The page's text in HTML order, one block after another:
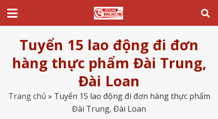
Tuyển 15 lao động đi đơn
hàng thực phẩm Đài Trung,
Đài Loan
Trang chủ » Tuyển 15 lao động đi đơn hàng thực phẩm
Đài Trung, Đài Loan